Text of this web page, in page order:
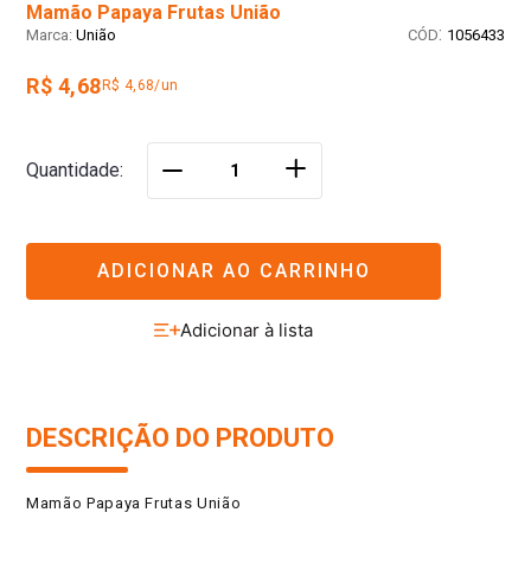
Mamão Papaya Frutas União
União : 1056433
R$ 4,68 R$ 4,68/un
Quantidade ＋
ADICIONAR AO CARRINHO
DESCRIÇÃO DO PRODUTO
Mamão Papaya Frutas União